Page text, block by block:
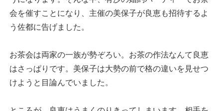
会を催すことになり、主催の美保子が良恵も招待するよ
う佐都に告げました。
お茶会は両家の一族が勢ぞろい。お茶の作法なんて良恵
はさっぱりです。美保子は大勢の前で格の違いを見せつ
けようと目論んでいました。